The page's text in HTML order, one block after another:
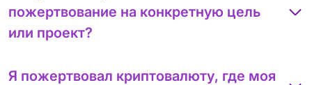
пожертвование на конкретную цель
или проект?
Я пожертвовал криптовалюту, где моя